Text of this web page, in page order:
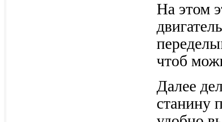
На этом
чтоб
Далее
станину